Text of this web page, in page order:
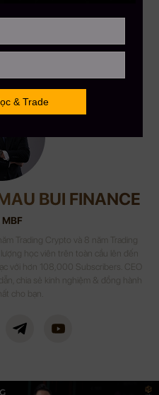
BUI FINANCE
MBF
Trading Crypto và 8 năm Trading
học viên trên toàn cầu lên đến
với hơn 108,000 Subscribers. CEO
chia sẻ kinh nghiệm & đồng hành
cho bạn.